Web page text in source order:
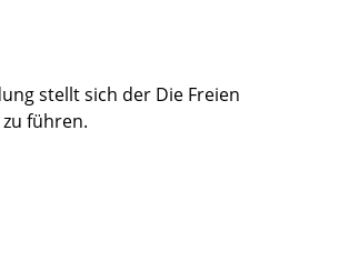
stellt sich der Die Freien
führen.